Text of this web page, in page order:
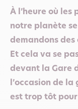
À l’heure où les
notre planète
demandons
Et cela va se
devant la Gare
l’occasion de
est trop tôt